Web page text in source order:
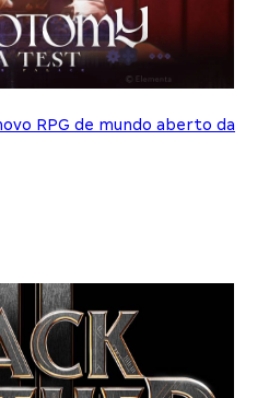
RPG de mundo aberto da